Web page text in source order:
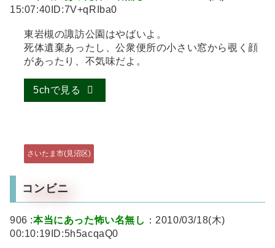
15:07:40ID:7V+qRIba0
東岩槻の諏訪公園はやばいよ。
死体遺棄あったし、公衆便所の小さい窓から覗く顔
があったり、不気味だよ。
5chで見る
さいたま市(見沼区)
コンビニ
906 :本当にあった怖い名無し ：2010/03/18(木)
00:10:19ID:5h5acqaQ0